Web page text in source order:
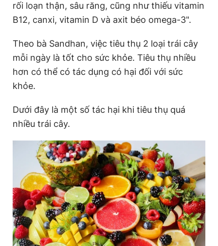
rối loạn thận, sâu răng, cũng như thiếu vitamin
B12, canxi, vitamin D và axit béo omega-3".
Theo bà Sandhan, việc tiêu thụ 2 loại trái cây
mỗi ngày là tốt cho sức khỏe. Tiêu thụ nhiều
hơn có thể có tác dụng có hại đối với sức
khỏe.
Dưới đây là một số tác hại khi tiêu thụ quá
nhiều trái cây.